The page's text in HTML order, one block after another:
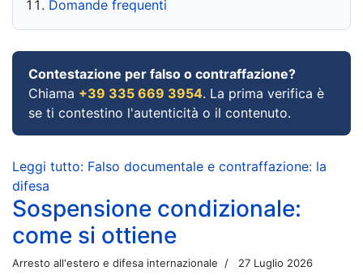
Domande frequenti
Contestazione per falso o contraffazione?
Chiama +39 335 669 3954. La prima verifica è
se ti contestino l'autenticità o il contenuto.
Leggi tutto: Falso documentale e contraffazione: la
difesa
Sospensione condizionale:
come si ottiene
Arresto all'estero e difesa internazionale 27 Luglio 2026